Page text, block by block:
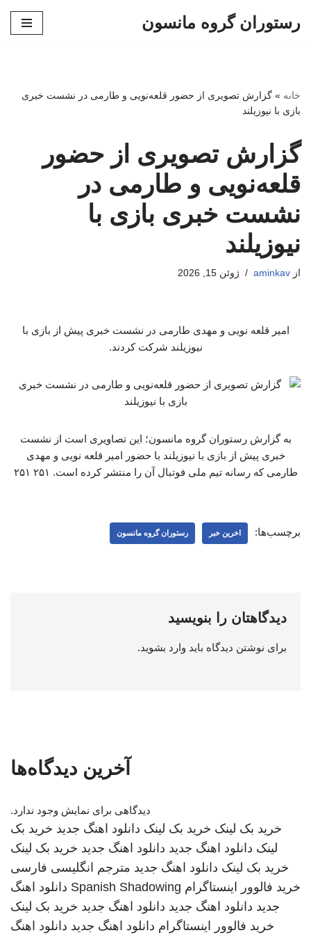
رستوران گروه مانسون
خانه » گزارش تصویری از حضور قلعه‌نویی و طارمی در نشست خبری
بازی با نیوزیلند
گزارش تصویری از حضور
قلعه‌نویی و طارمی در
نشست خبری بازی با
نیوزیلند
از aminkav ژوئن 15, 2026
امیر قلعه نویی و مهدی طارمی در نشست خبری پیش از بازی با
نیوزیلند شرکت کردند.
به گزارش رستوران گروه مانسون؛ این تصاویری است از نشست
خبری پیش از بازی با نیوزیلند با حضور امیر قلعه نویی و مهدی
طارمی که رسانه تیم ملی فوتبال آن را منتشر کرده است. ۲۵۱ ۲۵۱
برچسب‌ها: اخرین خبر رستوران گروه مانسون
دیدگاهتان را بنویسید
برای نوشتن دیدگاه باید وارد بشوید.
آخرین دیدگاه‌ها
دیدگاهی برای نمایش وجود ندارد.
خرید بک لینک خرید بک لینک دانلود اهنگ جدید خرید بک
لینک دانلود اهنگ جدید دانلود اهنگ جدید خرید بک لینک
خرید بک لینک دانلود اهنگ جدید مترجم انگلیسی فارسی
خرید فالوور اینستاگرام Spanish Shadowing دانلود اهنگ
جدید دانلود اهنگ جدید دانلود اهنگ جدید خرید بک لینک
خرید فالوور اینستاگرام دانلود اهنگ جدید دانلود اهنگ